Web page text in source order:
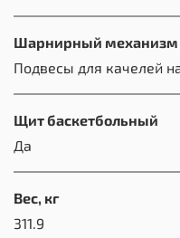
Шарнирный механизм
Подвесы для качелей
Щит баскетбольный
Да
Вес, кг
311.9